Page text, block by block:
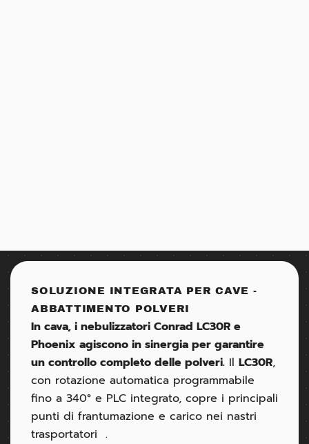
SOLUZIONE INTEGRATA PER CAVE -
ABBATTIMENTO POLVERI
In cava, i nebulizzatori Conrad LC30R e
Phoenix agiscono in sinergia per garantire
un controllo completo delle polveri. Il LC30R,
con rotazione automatica programmabile
fino a 340° e PLC integrato, copre i principali
punti di frantumazione e carico nei nastri
trasportatori .